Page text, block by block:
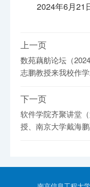
2024年6月21
上一页
数苑藕舫论坛（
志鹏教授来我校作
下一页
软件学院齐聚讲堂
授、南京大学戴海